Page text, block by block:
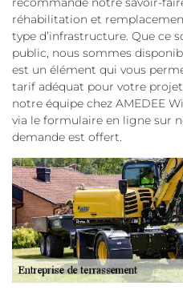
réhabilitation et
type d’infrastructure. Que ce
public, nous sommes
est un élément qui vous
tarif adéquat pour votre
notre équipe chez AMEDEE
via le formulaire en ligne sur
demande est offert.